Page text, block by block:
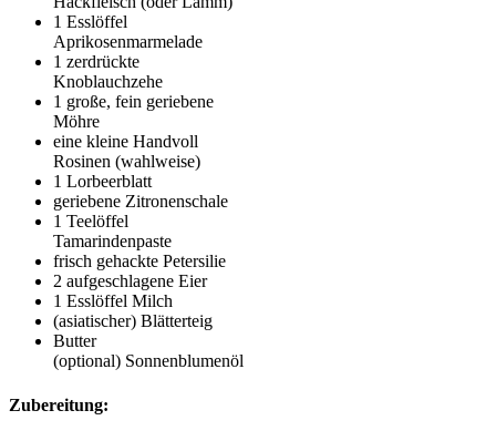
1 Esslöffel
Aprikosenmarmelade
1 zerdrückte
Knoblauchzehe
1 große, fein geriebene
Möhre
eine kleine Handvoll
Rosinen (wahlweise)
1 Lorbeerblatt
geriebene Zitronenschale
1 Teelöffel
Tamarindenpaste
frisch gehackte Petersilie
2 aufgeschlagene Eier
1 Esslöffel Milch
(asiatischer) Blätterteig
Butter
(optional) Sonnenblumenöl
Zubereitung: